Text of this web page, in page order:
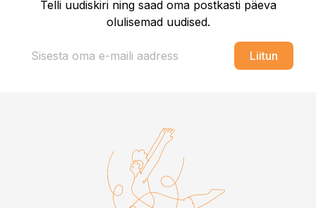
Telli uudiskiri ning saad oma postkasti päeva
olulisemad uudised.
Liitun